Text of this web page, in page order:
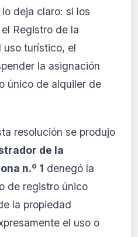
mi cuenta
Cancela cuando quieras
lo deja claro: si los
Registro de la
uso turístico, el
la asignación
único de alquiler de
resolución se produjo
de la
n.º 1 denegó la
de registro único
la propiedad
el uso o